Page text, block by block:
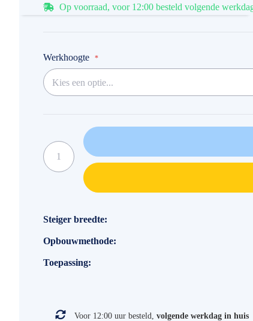
Op voorraad, voor 12:00 besteld volgende
Werkhoogte
Specificaties
Steiger breedte
Opbouwmethode
Toepassing
Voor 12:00 uur besteld, volgende werkdag in huis